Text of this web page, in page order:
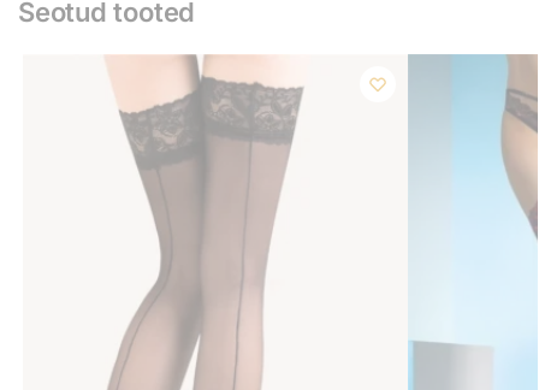
Seotud tooted